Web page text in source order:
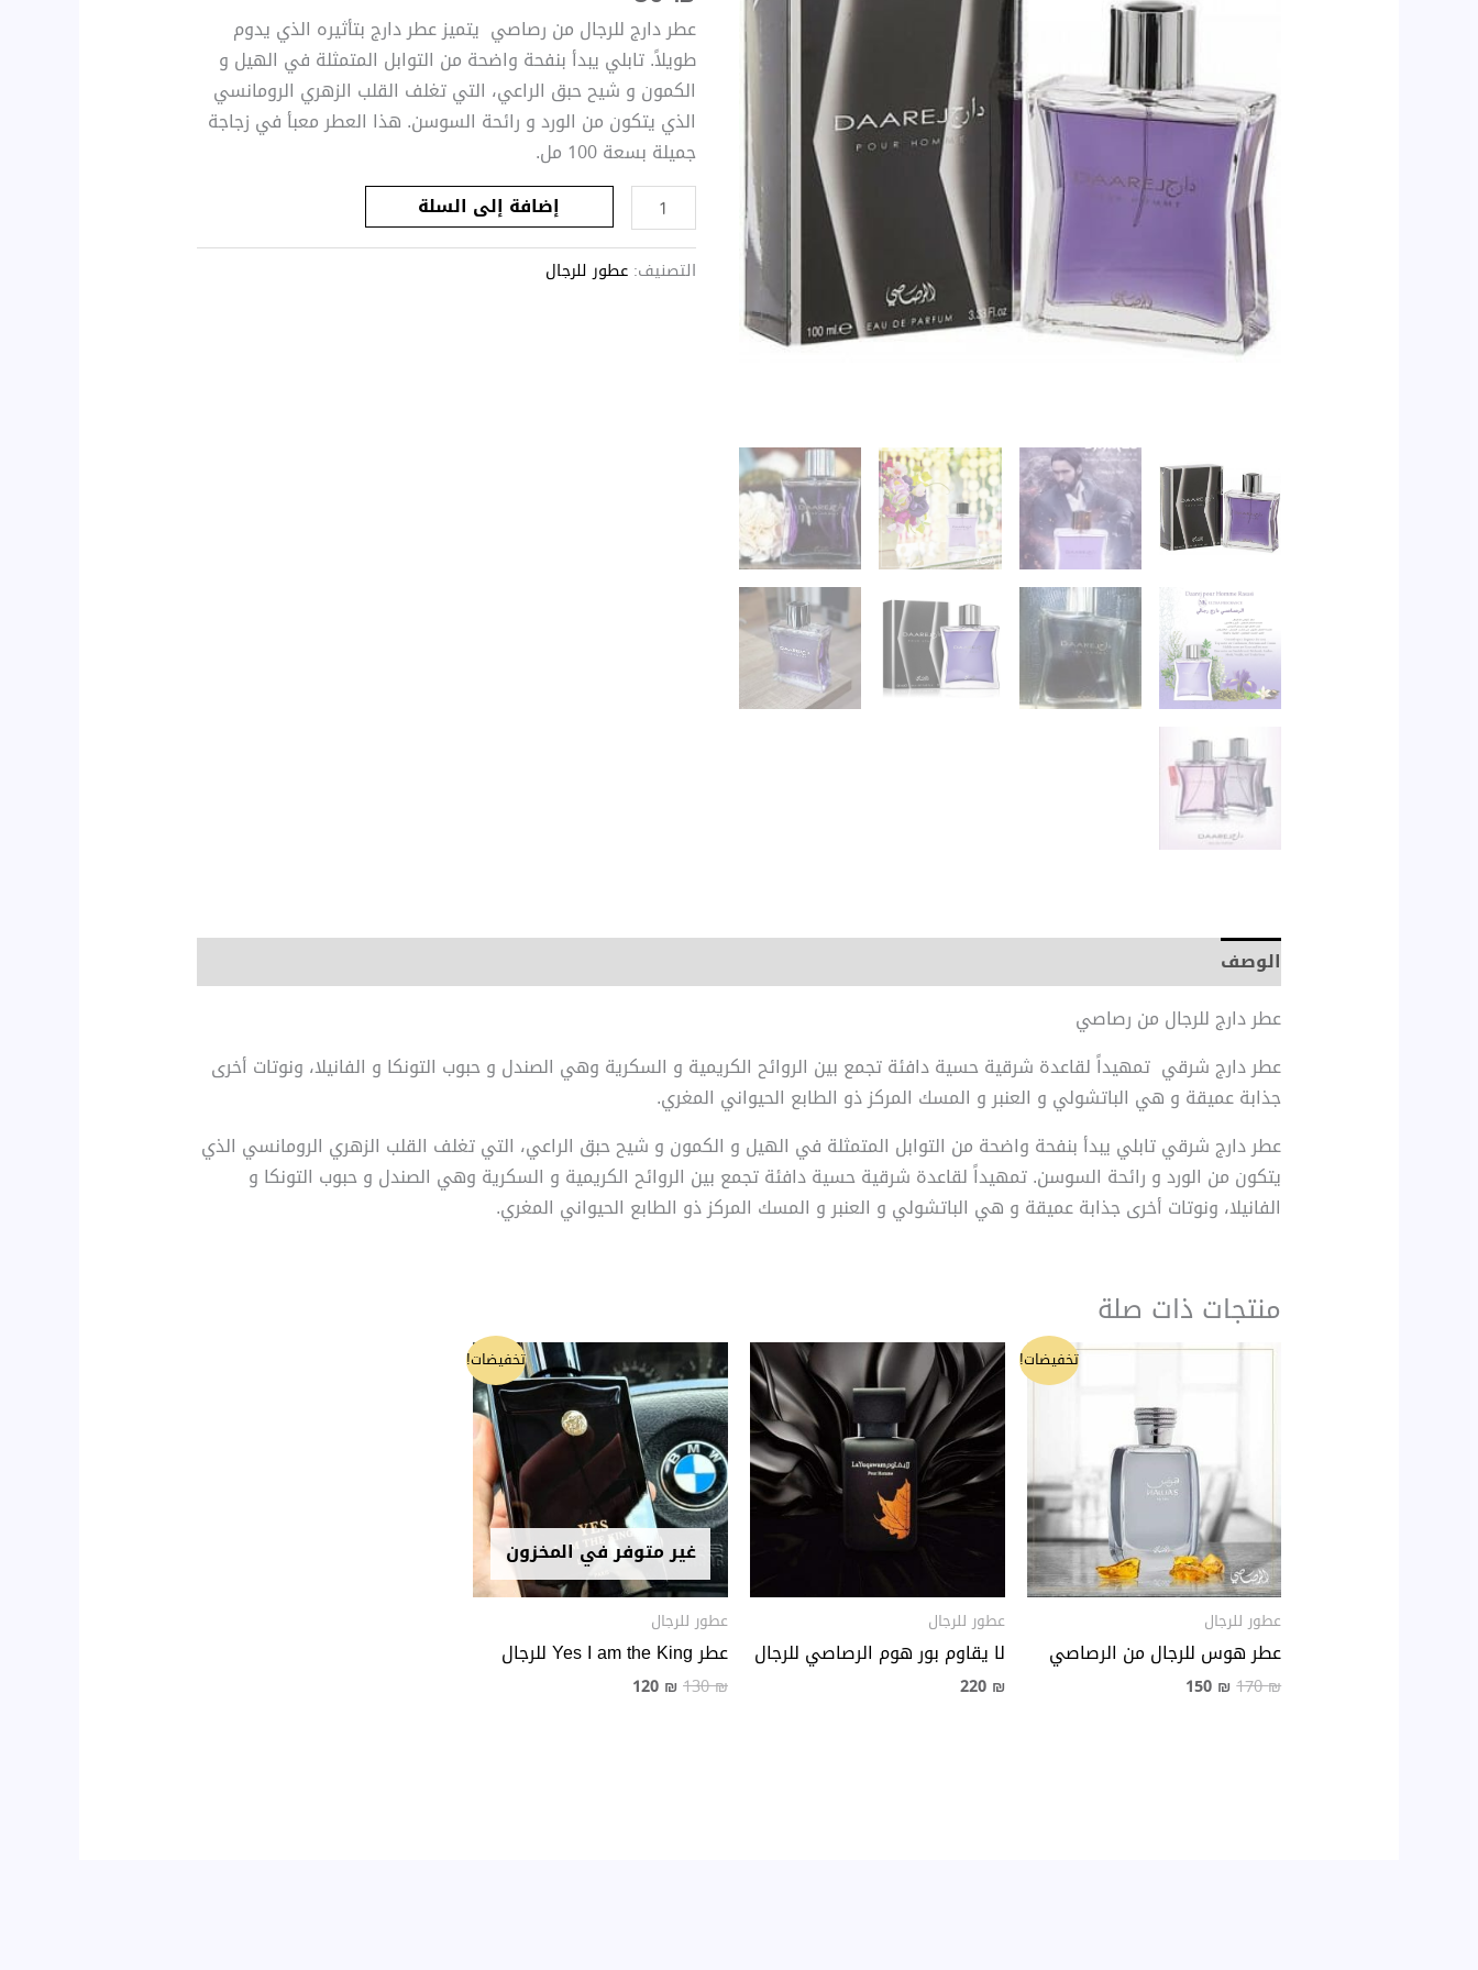
عطر دارج للرجال من رصاصي يتميز عطر دارج بتأثيره الذي يدوم
طويلاً. تابلي يبدأ بنفحة واضحة من التوابل المتمثلة في الهيل و
الكمون و شيح حبق الراعي، التي تغلف القلب الزهري الرومانسي
الذي يتكون من الورد و رائحة السوسن. هذا العطر معبأ في زجاجة
جميلة بسعة 100 مل.
من
رصاصي
إضافة إلى السلة
التصنيف:عطور للرجال
الوصف
عطر دارج للرجال من رصاصي
عطر دارج شرقي تمهيداً لقاعدة شرقية حسية دافئة تجمع بين الروائح الكريمية و السكرية وهي الصندل و حبوب التونكا و الفانيلا، ونوتات أخرى
جذابة عميقة و هي الباتشولي و العنبر و المسك المركز ذو الطابع الحيواني المغري.
عطر دارج شرقي تابلي يبدأ بنفحة واضحة من التوابل المتمثلة في الهيل و الكمون و شيح حبق الراعي، التي تغلف القلب الزهري الرومانسي الذي
يتكون من الورد و رائحة السوسن. تمهيداً لقاعدة شرقية حسية دافئة تجمع بين الروائح الكريمية و السكرية وهي الصندل و حبوب التونكا و
الفانيلا، ونوتات أخرى جذابة عميقة و هي الباتشولي و العنبر و المسك المركز ذو الطابع الحيواني المغري.
منتجات ذات صلة
تخفيضات!
عطور للرجال
عطر هوس للرجال من الرصاصي
170₪
السعر
150 ₪
السعر
150 ₪.
عطور للرجال
لا يقاوم بور هوم الرصاصي للرجال
220 ₪
تخفيضات!
غير متوفر في المخزون
عطور للرجال
عطر Yes I am the King للرجال
130₪
السعر
الأصلي
هو:
130 ₪.
120 ₪
السعر
الحالي
هو:
120 ₪.